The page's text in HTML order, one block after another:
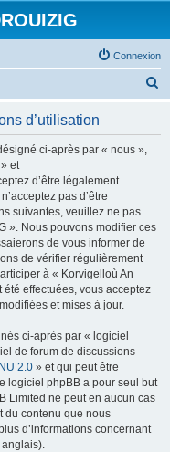
Connexion
d’utilisation
ci-après par « nous »,
et
d’être légalement
pas d’être
suivantes, veuillez ne pas
». Nous pouvons modifier ces
de vous informer de
de vérifier régulièrement
à « Korvigelloù An
effectuées, vous acceptez
et mises à jour.
ci-après par « logiciel
de forum de discussions
2.0 » et qui peut être
logiciel phpBB a pour seul but
Limited ne peut en aucun cas
du contenu que nous
d’informations concernant